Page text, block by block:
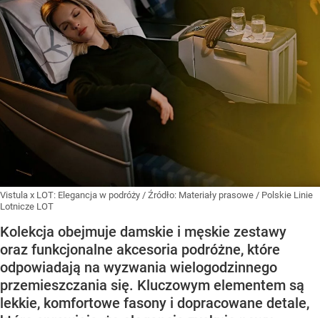
Vistula x LOT: Elegancja w podróży / Źródło: Materiały prasowe / Polskie Linie
Lotnicze LOT
Kolekcja obejmuje damskie i męskie zestawy
oraz funkcjonalne akcesoria podróżne, które
odpowiadają na wyzwania wielogodzinnego
przemieszczania się. Kluczowym elementem są
lekkie, komfortowe fasony i dopracowane detale,